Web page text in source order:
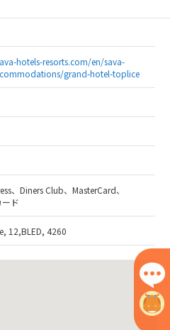
hotels-resorts.com/en/sava-
grand-hotel-toplice
、Diners Club、MasterCard、
ド
12,BLED, 4260